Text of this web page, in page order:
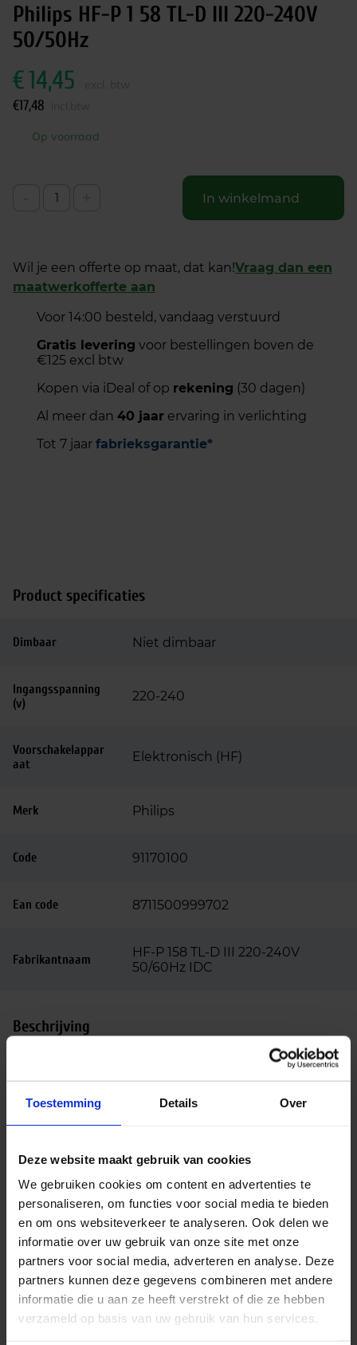
Toestemming Details Over
Deze website maakt gebruik van cookies
We gebruiken cookies om content en advertenties te
personaliseren, om functies voor social media te bieden
en om ons websiteverkeer te analyseren. Ook delen we
informatie over uw gebruik van onze site met onze
partners voor social media, adverteren en analyse. Deze
partners kunnen deze gegevens combineren met andere
informatie die u aan ze heeft verstrekt of die ze hebben
verzameld op basis van uw gebruik van hun services.
Philips HF-P 1 58 TL-D III 220-240V
50/50Hz
€14,45
€17,48
Op voorraad
In winkelmand
Wil je een offerte op maat, dat kan!Vraag dan een
maatwerkofferte aan
Voor 14:00 besteld, vandaag verstuurd
Gratis levering voor bestellingen boven de
€125 excl btw
Kopen via iDeal of op rekening (30 dagen)
Al meer dan 40 jaar ervaring in verlichting
Tot 7 jaar fabrieksgarantie*
Product specificaties
Dimbaar Niet dimbaar
Ingangsspanning
(v)
220-240
Voorschakelappar
aat
Elektronisch (HF)
Merk Philips
Code 91170100
Ean code 8711500999702
Fabrikantnaam
HF-P 158 TL-D III 220-240V
50/60Hz IDC
Beschrijving
De Philips HF-Performer III TL-D is een duurzaam,
slank en hoogfrequent elektronisch VSA voor TL-D
fluorescentielampen. Hij is ideaal voor toepassingen
voldoet aan alle relevante internationale
energiezuinig.
Advies of hulp nodig?
Heb je advies nodig of ben je op zoek naar